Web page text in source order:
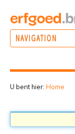
NAVIGATION
U bent hier: Home